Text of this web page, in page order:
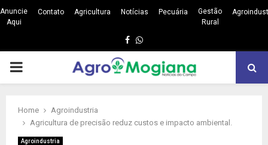
Anuncie
Aqui
Contato Agricultura Notícias Pecuária
Gestão
Rural
Facebook
Whatsapp
PRIMARY
Home
Agroindustria
Agricultura de precisão reduz custos e impacto ambiental.
Agroindustria